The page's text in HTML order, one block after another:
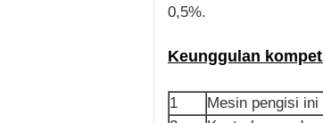
0,5%.
Keunggulan
1
Mesin pengisi